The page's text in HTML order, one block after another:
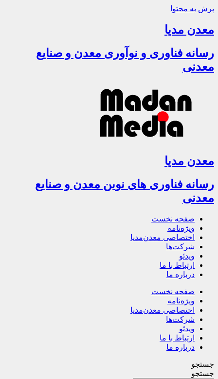
پرش به محتوا
معدن مدیا
رسانه فناوری و نوآوری معدن و صنایع
معدنی
معدن مدیا
رسانه فناوری های نوین معدن و صنایع
معدنی
صفحه نخست
ویژه‌نامه
اختصاصی معدن‌مدیا
شرکت‌ها
ویدئو
ارتباط با ما
درباره ما
صفحه نخست
ویژه‌نامه
اختصاصی معدن‌مدیا
شرکت‌ها
ویدئو
ارتباط با ما
درباره ما
جستجو
جستجو